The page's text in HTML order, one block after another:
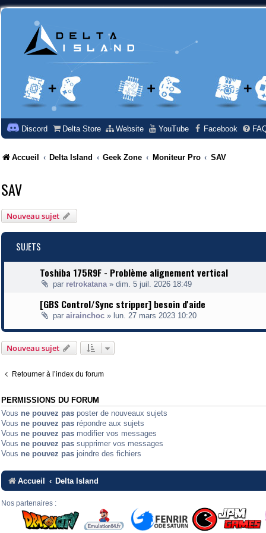
Discord Delta Store Website YouTube Facebook
Accueil Delta Island Geek Zone Moniteur Pro SAV
SAV
Nouveau sujet
SUJETS
Toshiba 175R9F - Problème alignement vertical
par retrokatana» dim. 5 juil. 2026 18:49
[GBS Control/Sync stripper] besoin d'aide
par airainchoc » lun. 27 mars 2023 10:20
Nouveau sujet
Retourner à l’index du forum
PERMISSIONS DU FORUM
Vous ne pouvez pas poster de nouveaux sujets
Vous ne pouvez pas répondre aux sujets
Vous ne pouvez pas modifier vos messages
Vous ne pouvez pas supprimer vos messages
Vous ne pouvez pas joindre des fichiers
Accueil Delta Island
Nos partenaires :